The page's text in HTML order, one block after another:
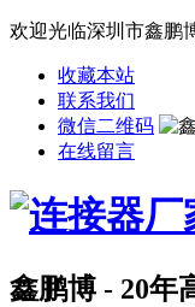
欢迎光临深圳市鑫鹏
收藏本站
联系我们
微信二维码
在线留言
鑫鹏博 - 20年